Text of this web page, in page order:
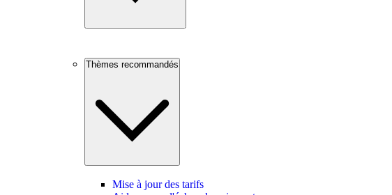
Thèmes recommandés
Mise à jour des tarifs